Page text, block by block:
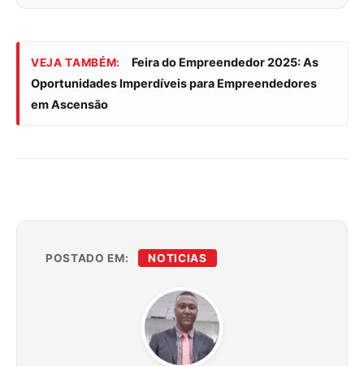
VEJA TAMBÉM:
Feira do Empreendedor 2025: As
Oportunidades Imperdíveis para Empreendedores
em Ascensão
POSTADO EM: NOTICIAS